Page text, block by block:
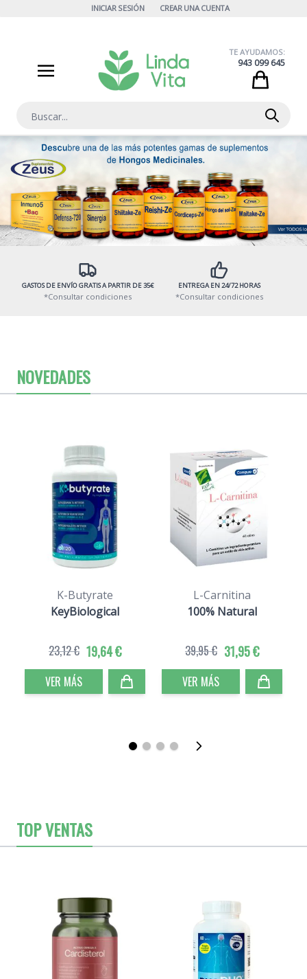
INICIAR SESIÓN CREAR UNA CUENTA
Buscar
TE AYUDAMOS:
943 099 645
GASTOS DE ENVÍO GRATIS A PARTIR DE 35€
*Consultar condiciones
ENTREGA EN 24/72 HORAS
*Consultar condiciones
NOVEDADES
K-Butyrate
KeyBiological
19,64 €
23,12 €
VER MÁS
L-Carnitina
100% Natural
31,95 €
39,95 €
VER MÁS
TOP VENTAS